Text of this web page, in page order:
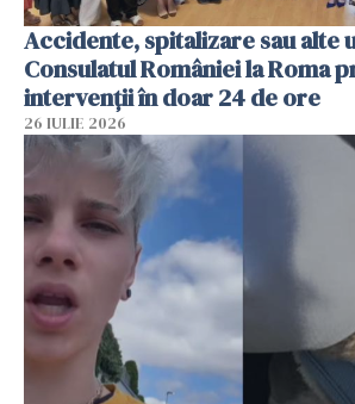
Accidente, spitalizare sau alte
Consulatul României la Roma
intervenții în doar 24 de ore
26 IULIE 2026